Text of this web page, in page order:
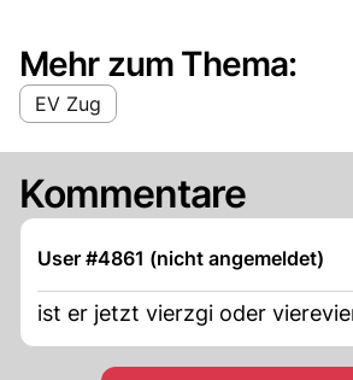
Mehr zum Thema:
EV Zug
Kommentare
User #4861 (nicht angemeldet)
ist er jetzt vierzgi oder